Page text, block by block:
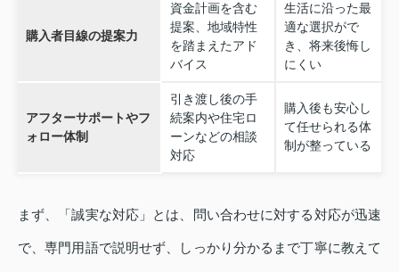
購入者目線の提案力
資金計画を含む
提案、地域特性
を踏まえたアド
バイス
生活に沿った最
適な選択がで
き、将来後悔し
にくい
アフターサポートやフ
ォロー体制
引き渡し後の手
続案内や住宅ロ
ーンなどの相談
対応
購入後も安心し
て任せられる体
制が整っている
まず、「誠実な対応」とは、問い合わせに対する対応が迅速
で、専門用語で説明せず、しっかり分かるまで丁寧に教えて